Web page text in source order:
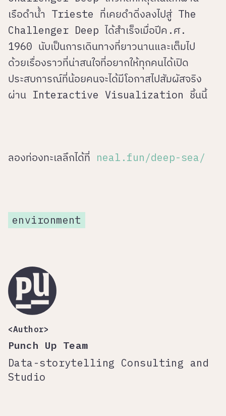
เรือดำน้ำ Trieste ที่เคยดำดิ่งลงไปสู่ The
Challenger Deep ได้สำเร็จเมื่อปีค.ศ.
1960 นับเป็นการเดินทางที่ยาวนานและเต็มไป
ด้วยเรื่องราวที่น่าสนใจที่อยากให้ทุกคนได้เปิด
ประสบการณ์ที่น้อยคนจะได้มีโอกาสไปสัมผัสจริง
ผ่าน Interactive Visualization ชิ้นนี้
ลองท่องทะเลลึกได้ที่ neal.fun/deep-sea/
environment
<Author>
Punch Up Team
Data-storytelling Consulting and
Studio